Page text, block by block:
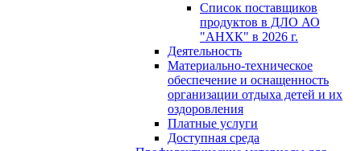
Список поставщиков
продуктов в ДЛО АО
"АНХК" в 2026 г.
Деятельность
Материально-техническое
обеспечение и оснащенность
организации отдыха детей и их
оздоровления
Платные услуги
Доступная среда